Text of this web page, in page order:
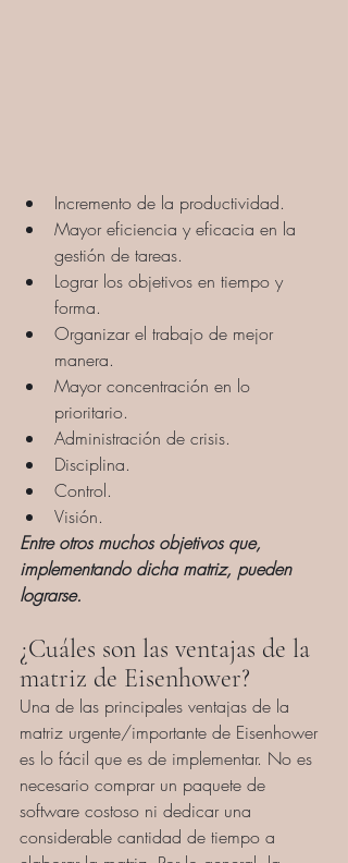
Incremento de la productividad.
Mayor eficiencia y eficacia en la
gestión de tareas.
Lograr los objetivos en tiempo y
forma.
Organizar el trabajo de mejor
manera.
Mayor concentración en lo
prioritario.
Administración de crisis.
Disciplina.
Control.
Visión.
Entre otros muchos objetivos que,
implementando dicha matriz, pueden
lograrse.
¿Cuáles son las ventajas de la
matriz de Eisenhower?
Una de las principales ventajas de la
matriz urgente/importante de Eisenhower
es lo fácil que es de implementar. No es
necesario comprar un paquete de
software costoso ni dedicar una
considerable cantidad de tiempo a